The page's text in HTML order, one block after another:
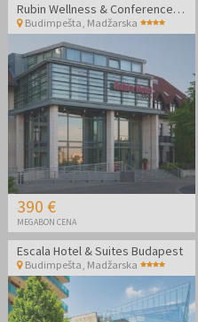
Rubin Wellness & Conference Hotel
Budimpešta, Madžarska
390 €
MEGABON CENA
Escala Hotel & Suites Budapest
Budimpešta, Madžarska